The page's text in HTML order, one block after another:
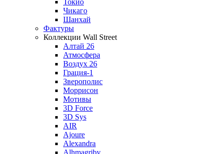
Токио
Чикаго
Шанхай
Фактуры
Коллекции Wall Street
Алтай 26
Атмосфера
Воздух 26
Грация-1
Зверополис
Моррисон
Мотивы
3D Force
3D Sys
AIR
Ajoure
Alexandra
Alhmagriby